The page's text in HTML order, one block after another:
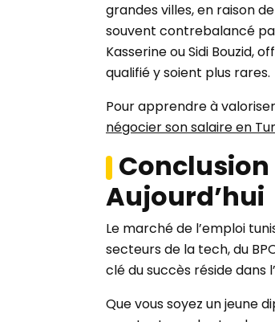
grandes villes, en raison
souvent contrebalancé
Kasserine ou Sidi Bouzid,
qualifié y soient plus rares.
Pour apprendre à
négocier son salaire en
Conclusion
Aujourd’hui
Le marché de l’emploi
secteurs de la tech, du
clé du succès réside dans
Que vous soyez un jeune